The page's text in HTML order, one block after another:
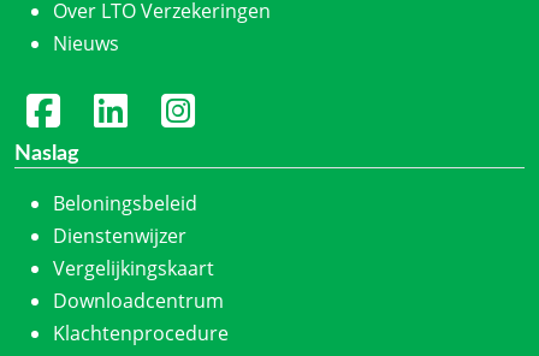
Over LTO Verzekeringen
Nieuws
Naslag
Beloningsbeleid
Dienstenwijzer
Vergelijkingskaart
Downloadcentrum
Klachtenprocedure